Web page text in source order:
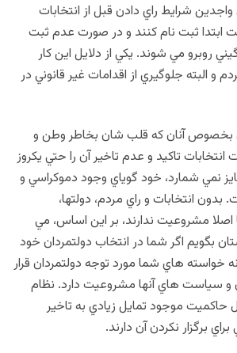
شرايط راي دادن قبل از انتخابات
ابتدا ثبت نام کنند و در صورت عدم ثبت
روبرو مي شوند. يکي از دلايل اين کار
و البته جلوگيري از اقدامات غير قانوني در
بخصوص آنان که قلب شان بخاطر وطن و
تاکيد و عدم تاخير آن را حتي يکروز
نمي شمارد، خود گوياي وجود دموکراسي و
انتخابات و راي مردم، دولتها،
اصلا مشروعيت ندارند، بر اين اساس، مي
بگويم اگر شما در انتخاب دولتمردان خود
خواسته هاي شما مورد توجه دولتمردان قرار
و سياست هاي آنها مشروعيت دارد. نظام
حاکمیت موجود تمايل زيادي به تاخير
برگزار نکردن آن دارند.